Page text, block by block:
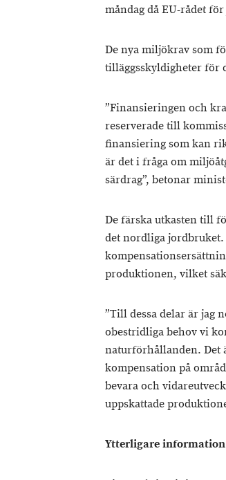
måndag då EU-rådet
De nya miljökrav som
tilläggsskyldigheter för
”Finansieringen och
reserverade till
finansiering som kan
är det i fråga om
särdrag”, betonar
De färska utkasten till
det nordliga
produktionen, vilket
”Till dessa delar är jag
obestridliga behov vi
naturförhållanden. Det
kompensation på
bevara och
uppskattade
Ytterligare